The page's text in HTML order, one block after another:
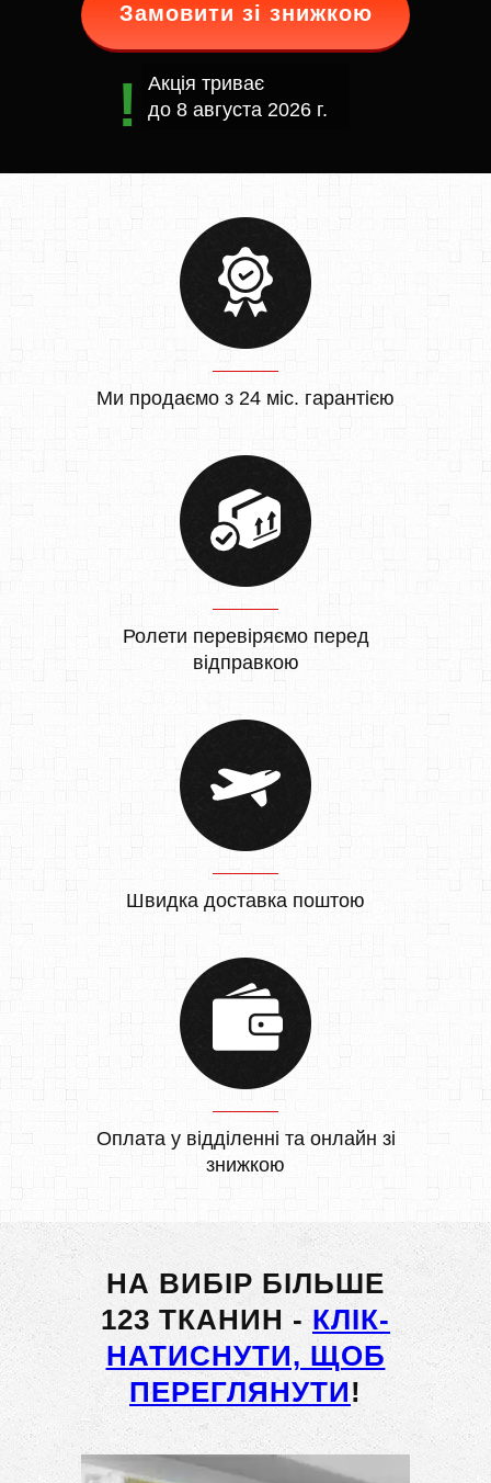
Замовити зі знижкою
Акція триває
до 8 августа 2026 г.
Ми продаємо з 24 міс. гарантією
Ролети перевіряємо перед
відправкою
Швидка доставка поштою
Оплата у відділенні та онлайн зі
знижкою
НА ВИБІР БІЛЬШЕ
123 ТКАНИН - КЛІК-
НАТИСНУТИ, ЩОБ
ПЕРЕГЛЯНУТИ!